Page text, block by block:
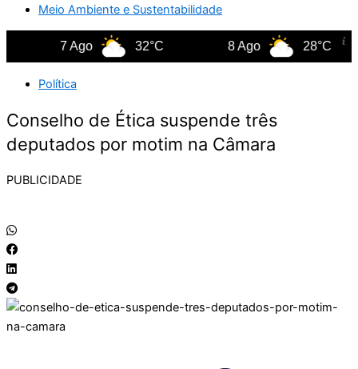
Meio Ambiente e Sustentabilidade
7 Ago 32°C 8 Ago 28°C
Política
Conselho de Ética suspende três
deputados por motim na Câmara
PUBLICIDADE